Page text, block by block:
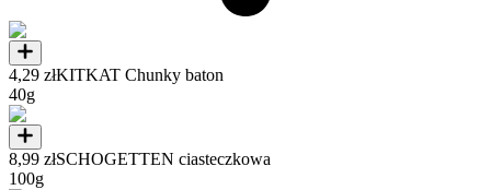
4,29 złKITKAT Chunky baton
40g
8,99 złSCHOGETTEN ciasteczkowa
100g